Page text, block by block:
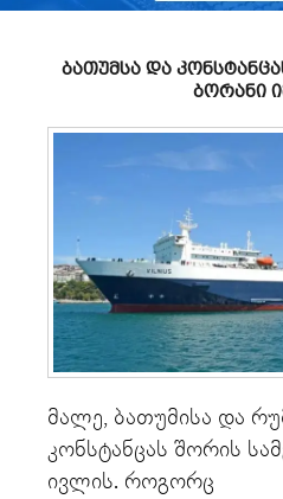
ბათუმსა და
ბორანი
მალე, ბათუმისა და
კონსტანცას შორის
ივლის. როგორც